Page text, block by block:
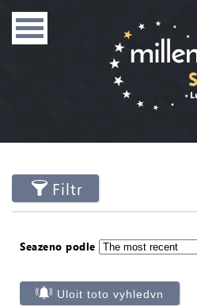
Filtr
Seazeno podle
Uloit toto vyhledvn